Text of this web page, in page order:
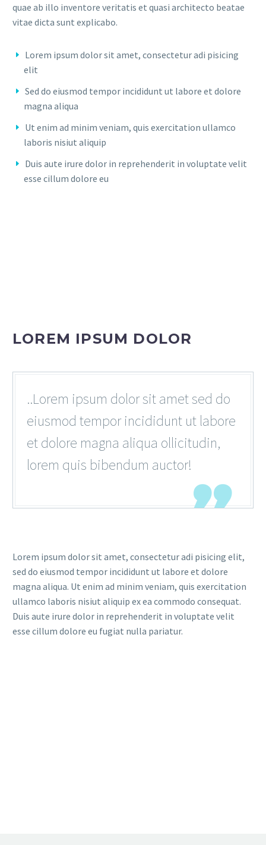
quae ab illo inventore veritatis et quasi architecto beatae
vitae dicta sunt explicabo.
Lorem ipsum dolor sit amet, consectetur adi pisicing
elit
Sed do eiusmod tempor incididunt ut labore et dolore
magna aliqua
Ut enim ad minim veniam, quis exercitation ullamco
laboris nisiut aliquip
Duis aute irure dolor in reprehenderit in voluptate velit
esse cillum dolore eu
LOREM IPSUM DOLOR
..Lorem ipsum dolor sit amet sed do
eiusmod tempor incididunt ut labore
et dolore magna aliqua ollicitudin,
lorem quis bibendum auctor!

Lorem ipsum dolor sit amet, consectetur adi pisicing elit,
sed do eiusmod tempor incididunt ut labore et dolore
magna aliqua. Ut enim ad minim veniam, quis exercitation
ullamco laboris nisiut aliquip ex ea commodo consequat.
Duis aute irure dolor in reprehenderit in voluptate velit
esse cillum dolore eu fugiat nulla pariatur.